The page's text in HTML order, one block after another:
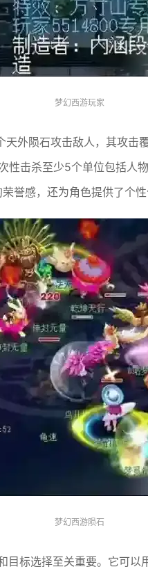
梦幻西游玩家
外陨石攻击敌人，其攻击
性击杀至少5个单位包括人
誉感，还为角色提供了个性
梦幻西游陨石
目标选择至关重要。它可